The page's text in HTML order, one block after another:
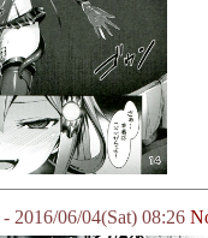
- 2016/06/04(Sat) 08:26